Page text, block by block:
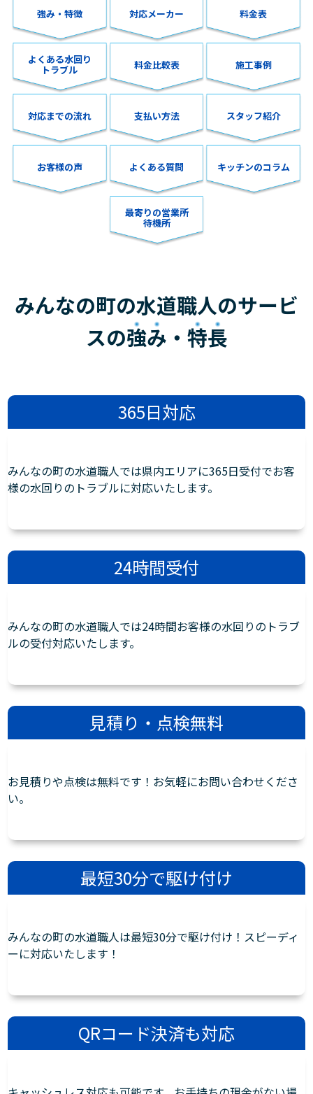
強み・特徴 対応メーカー 料金表
よくある水回り
トラブル 料金比較表 施工事例
対応までの流れ 支払い方法 スタッフ紹介
お客様の声 よくある質問 キッチンのコラム
最寄りの営業所
待機所
みんなの町の水道職人のサービ
スの強み ・ 特長
365日対応
みんなの町の水道職人では県内エリアに365日受付でお客
様の水回りのトラブルに対応いたします。
24時間受付
みんなの町の水道職人では24時間お客様の水回りのトラブ
ルの受付対応いたします。
見積り・点検無料
お見積りや点検は無料です！お気軽にお問い合わせくださ
い。
最短30分で駆け付け
みんなの町の水道職人は最短30分で駆け付け！スピーディ
ーに対応いたします！
QRコード決済も対応